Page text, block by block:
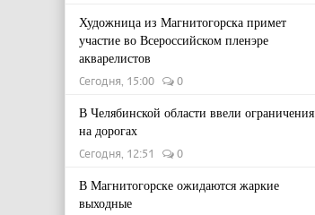
Художница из Магнитогорска примет
участие во Всероссийском пленэре
акварелистов
Сегодня, 15:00 0
В Челябинской области ввели ограничения
на дорогах
Сегодня, 12:51 0
В Магнитогорске ожидаются жаркие
выходные